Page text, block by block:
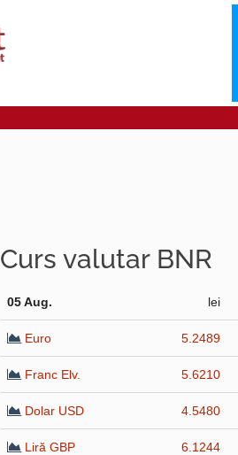
Curs valutar BNR
05 Aug. lei
Euro 5.2489
Franc Elv. 5.6210
Dolar USD 4.5480
Liră GBP 6.1244